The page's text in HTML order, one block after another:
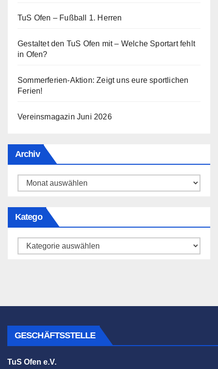
TuS Ofen – Fußball 1. Herren
Gestaltet den TuS Ofen mit – Welche Sportart fehlt
in Ofen?
Sommerferien-Aktion: Zeigt uns eure sportlichen
Ferien!
Vereinsmagazin Juni 2026
Archiv
Archiv
Katego
Katego
GESCHÄFTSSTELLE
TuS Ofen e.V.